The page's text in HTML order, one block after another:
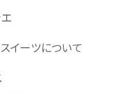
イーツについて